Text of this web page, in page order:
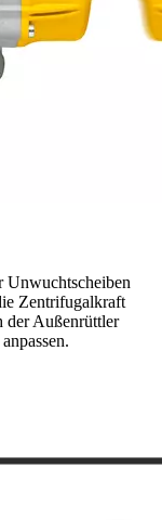
Unwuchtscheiben
Zentrifugalkraft
der Außenrüttler